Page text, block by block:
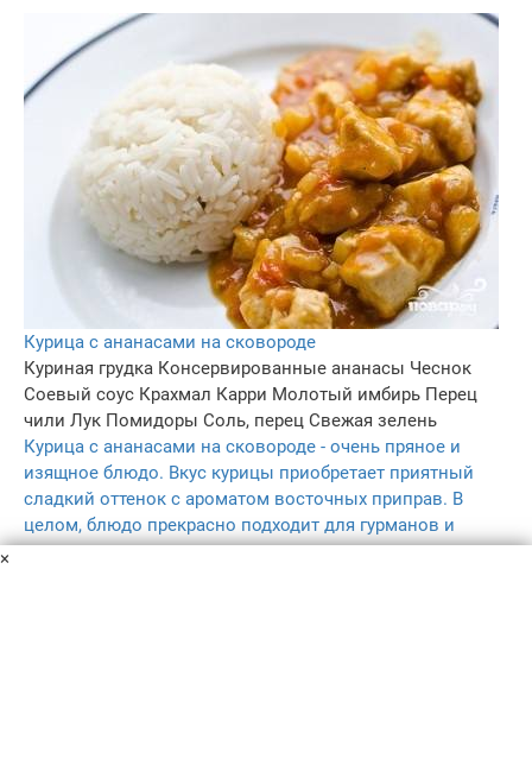
Курица с ананасами на сковороде
Куриная грудка Консервированные ананасы Чеснок
Соевый соус Крахмал Карри Молотый имбирь Перец
чили Лук Помидоры Соль, перец Свежая зелень
Курица с ананасами на сковороде - очень пряное и
изящное блюдо. Вкус курицы приобретает приятный
сладкий оттенок с ароматом восточных приправ. В
целом, блюдо прекрасно подходит для гурманов и
эстетов.
×